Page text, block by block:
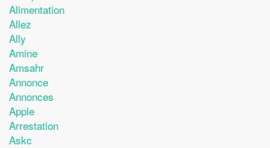
Alimentation
Allez
Ally
Amine
Amsahr
Annonce
Annonces
Apple
Arrestation
Askc